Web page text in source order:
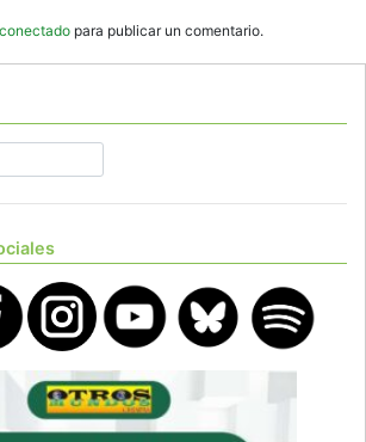
conectado para publicar un comentario.